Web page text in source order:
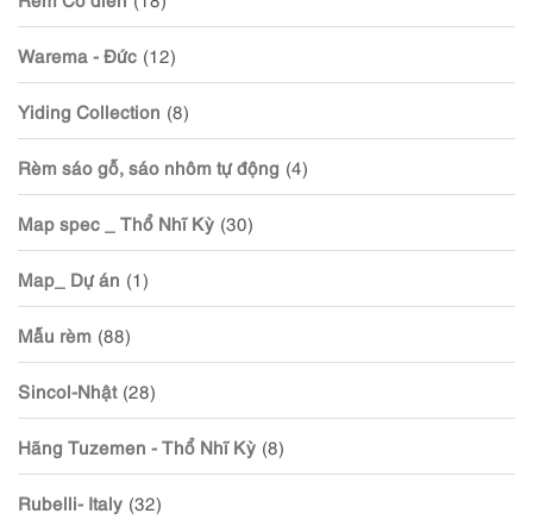
Warema - Đức (12)
Yiding Collection (8)
Rèm sáo gỗ, sáo nhôm tự động (4)
Map spec _ Thổ Nhĩ Kỳ (30)
Map_ Dự án (1)
Mẫu rèm (88)
Sincol-Nhật (28)
Hãng Tuzemen - Thổ Nhĩ Kỳ (8)
Rubelli- Italy (32)